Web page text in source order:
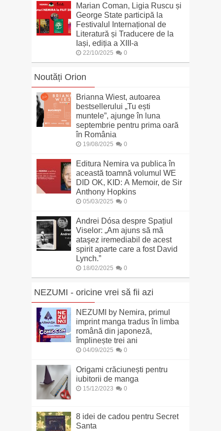
Marian Coman, Ligia Ruscu și
George State participă la
Festivalul Internațional de
Literatură și Traducere de la
Iași, ediția a XIII-a
22/10/2025 0
Noutăți Orion
Brianna Wiest, autoarea
bestsellerului „Tu ești
muntele”, ajunge în luna
septembrie pentru prima oară
în România
19/08/2025 0
Editura Nemira va publica în
această toamnă volumul WE
DID OK, KID: A Memoir, de Sir
Anthony Hopkins
05/03/2025 0
Andrei Dósa despre Spațiul
Viselor: „Am ajuns să mă
ataşez iremediabil de acest
spirit aparte care a fost David
Lynch.”
18/02/2025 0
NEZUMI - oricine vrei să fii azi
NEZUMI by Nemira, primul
imprint manga tradus în limba
română din japoneză,
împlinește trei ani
04/09/2025 0
Origami crăciunești pentru
iubitorii de manga
15/12/2023 0
8 idei de cadou pentru Secret
Santa